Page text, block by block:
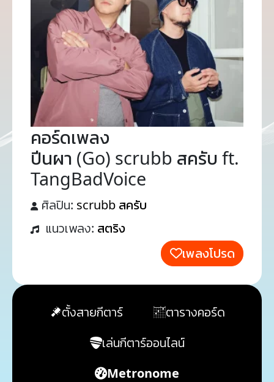
คอร์ดเพลง
ปีนผา (Go) scrubb สครับ ft.
TangBadVoice
ศิลปิน: scrubb สครับ
แนวเพลง: สตริง
เพลงโปรด
ตั้งสายกีตาร์
ตารางคอร์ด
เล่นกีตาร์ออนไลน์
Metronome